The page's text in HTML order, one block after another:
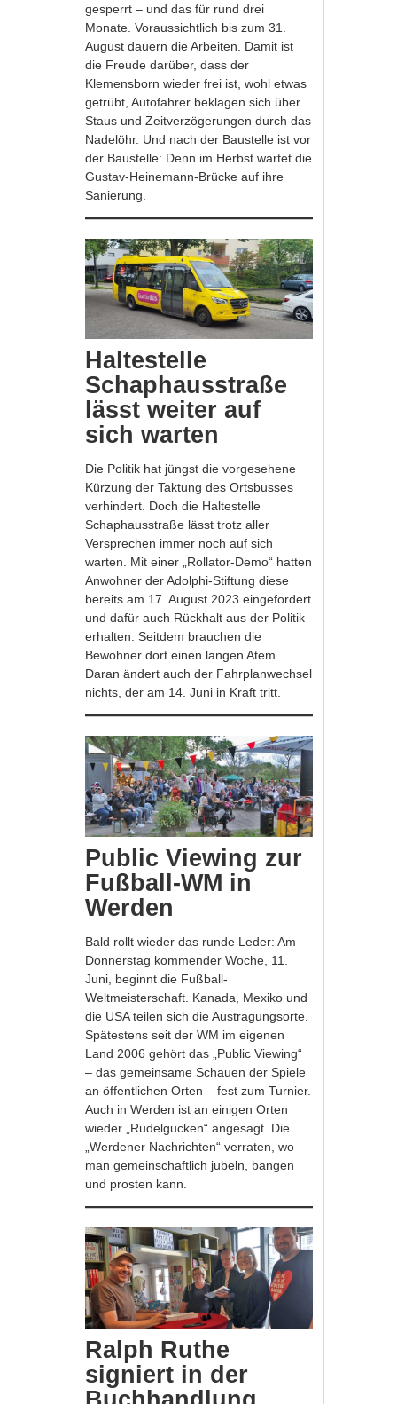
gesperrt – und das für rund drei
Monate. Voraussichtlich bis zum 31.
August dauern die Arbeiten. Damit ist
die Freude darüber, dass der
Klemensborn wieder frei ist, wohl etwas
getrübt, Autofahrer beklagen sich über
Staus und Zeitverzögerungen durch das
Nadelöhr. Und nach der Baustelle ist vor
der Baustelle: Denn im Herbst wartet die
Gustav-Heinemann-Brücke auf ihre
Sanierung.
Haltestelle
Schaphausstraße
lässt weiter auf
sich warten
Die Politik hat jüngst die vorgesehene
Kürzung der Taktung des Ortsbusses
verhindert. Doch die Haltestelle
Schaphausstraße lässt trotz aller
Versprechen immer noch auf sich
warten. Mit einer „Rollator-Demo“ hatten
Anwohner der Adolphi-Stiftung diese
bereits am 17. August 2023 eingefordert
und dafür auch Rückhalt aus der Politik
erhalten. Seitdem brauchen die
Bewohner dort einen langen Atem.
Daran ändert auch der Fahrplanwechsel
nichts, der am 14. Juni in Kraft tritt.
Public Viewing zur
Fußball-WM in
Werden
Bald rollt wieder das runde Leder: Am
Donnerstag kommender Woche, 11.
Juni, beginnt die Fußball-
Weltmeisterschaft. Kanada, Mexiko und
die USA teilen sich die Austragungsorte.
Spätestens seit der WM im eigenen
Land 2006 gehört das „Public Viewing“
– das gemeinsame Schauen der Spiele
an öffentlichen Orten – fest zum Turnier.
Auch in Werden ist an einigen Orten
wieder „Rudelgucken“ angesagt. Die
„Werdener Nachrichten“ verraten, wo
man gemeinschaftlich jubeln, bangen
und prosten kann.
Ralph Ruthe
signiert in der